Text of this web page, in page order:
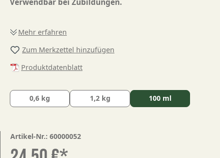
Verwendbar bei Zubildungen.
Mehr erfahren
Zum Merkzettel hinzufügen
Produktdatenblatt
0,6 kg 1,2 kg 100 ml
Artikel-Nr.: 60000052